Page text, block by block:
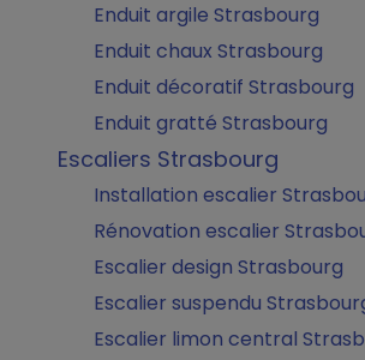
Enduit argile Strasbourg
Enduit chaux Strasbourg
Enduit décoratif Strasbourg
Enduit gratté Strasbourg
Escaliers Strasbourg
Installation escalier
Rénovation escalier
Escalier design Strasbourg
Escalier suspendu
Escalier limon central